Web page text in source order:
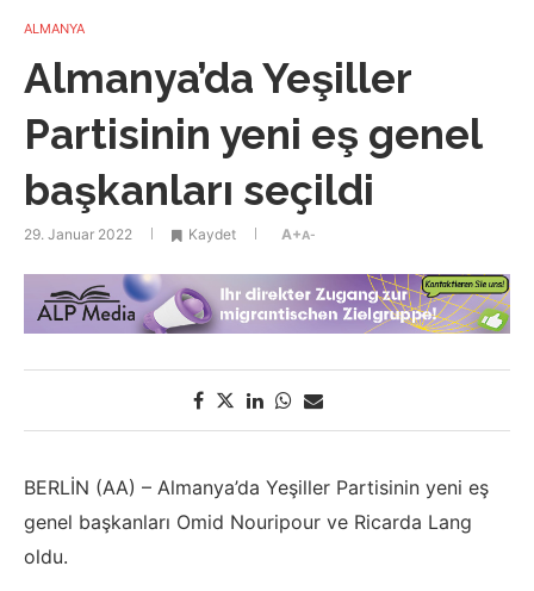
ALMANYA
Almanya’da Yeşiller
Partisinin yeni eş genel
başkanları seçildi
29. Januar 2022 Kaydet A+A-
BERLİN (AA) – Almanya’da Yeşiller Partisinin yeni eş
genel başkanları Omid Nouripour ve Ricarda Lang
oldu.